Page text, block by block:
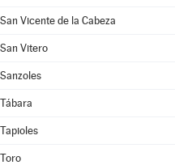
San Vicente de la Cabeza
San Vitero
Sanzoles
Tábara
Tapioles
Toro